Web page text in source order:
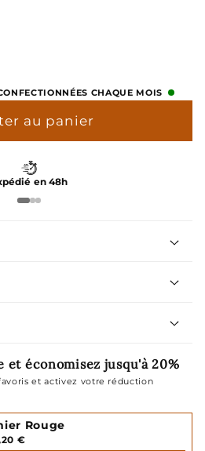
CHAQUE MOIS
au panier
en 48h
et économisez jusqu'à 20%
et activez votre réduction
Rouge
€